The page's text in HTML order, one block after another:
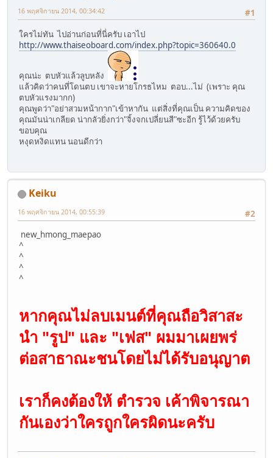
#1
16 พฤศจิกายน 2014, 00:34:42
ใครไม่ทัน ไปอ่านก่อนที่นี่ครับ เอาไป
http://www.thaiseoboard.com/index.php?topic=360640.0
คุณน่ะ ตบหัวแล้วลูบหลัง
แล้วคิดว่าคนที่โดนตบ เขาจะหายโกรธไหม ตอบ...ไม่ (เพราะ คุณ
ตบหัวแรงมากก)
คุณพูดว่า"อย่าสวมหน้ากาก"เข้าหากัน แต่สิ่งที่คุณเป็น ความคิดของ
คุณมันน่าเกลียด น่ากลัวยิ่งกว่า"จิ้งจกเปลี่ยนสี"ซะอีก รู้ไว้ด้วยครับ
ขอบคุณ
หงุดหงิดแทน นอนดีกว่า
Keiku
#2
16 พฤศจิกายน 2014, 00:55:39
new_hmong_maepao
^
^
^
^
หากคุณไม่ลบเมนต์ที่คุณถือวิสาสะ
นำ "รูป" และ "เฟส" ผมมาเผยพร่
ต่อสาธาณะชนโดยไม่ได้รับอนุญาต
เราก็คงต้องให้ ตำรวจ เค้าพิจารณา
กันเองว่าใครถูกใครผิดนะครับ